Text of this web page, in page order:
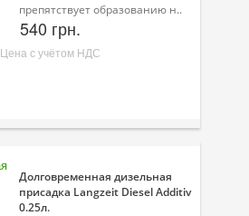
препятствует образованию н..
540 грн.
Цена с учётом НДС
Долговременная дизельная
присадка Langzeit Diesel Additiv
0.25л.